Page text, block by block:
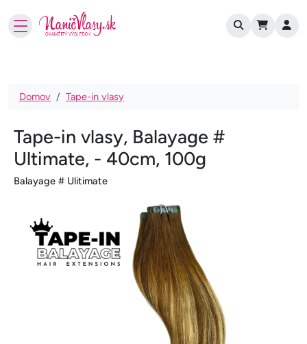
User account
Omrvinka
Domov Tape-in vlasy
Tape-in vlasy, Balayage #
Ultimate, - 40cm, 100g
Balayage # Ulitimate